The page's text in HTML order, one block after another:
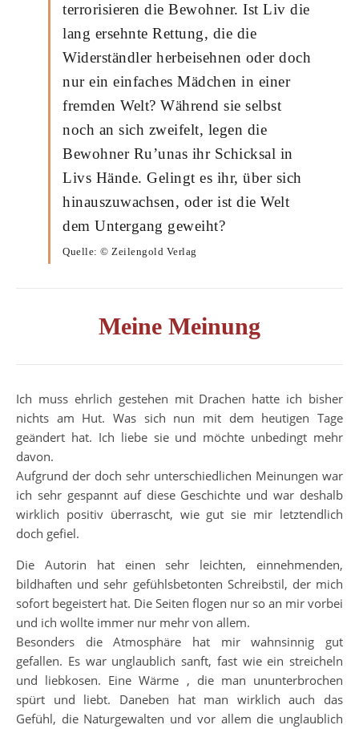
terrorisieren die Bewohner. Ist Liv die
lang ersehnte Rettung, die die
Widerständler herbeisehnen oder doch
nur ein einfaches Mädchen in einer
fremden Welt? Während sie selbst
noch an sich zweifelt, legen die
Bewohner Ru’unas ihr Schicksal in
Livs Hände. Gelingt es ihr, über sich
hinauszuwachsen, oder ist die Welt
dem Untergang geweiht?
Quelle: © Zeilengold Verlag
Meine Meinung
Ich muss ehrlich gestehen mit Drachen hatte ich bisher
nichts am Hut. Was sich nun mit dem heutigen Tage
geändert hat. Ich liebe sie und möchte unbedingt mehr
davon.
Aufgrund der doch sehr unterschiedlichen Meinungen war
ich sehr gespannt auf diese Geschichte und war deshalb
wirklich positiv überrascht, wie gut sie mir letztendlich
doch gefiel.
Die Autorin hat einen sehr leichten, einnehmenden,
bildhaften und sehr gefühlsbetonten Schreibstil, der mich
sofort begeistert hat. Die Seiten flogen nur so an mir vorbei
und ich wollte immer nur mehr von allem.
Besonders die Atmosphäre hat mir wahnsinnig gut
gefallen. Es war unglaublich sanft, fast wie ein streicheln
und liebkosen. Eine Wärme , die man ununterbrochen
spürt und liebt. Daneben hat man wirklich auch das
Gefühl, die Naturgewalten und vor allem die unglaublich